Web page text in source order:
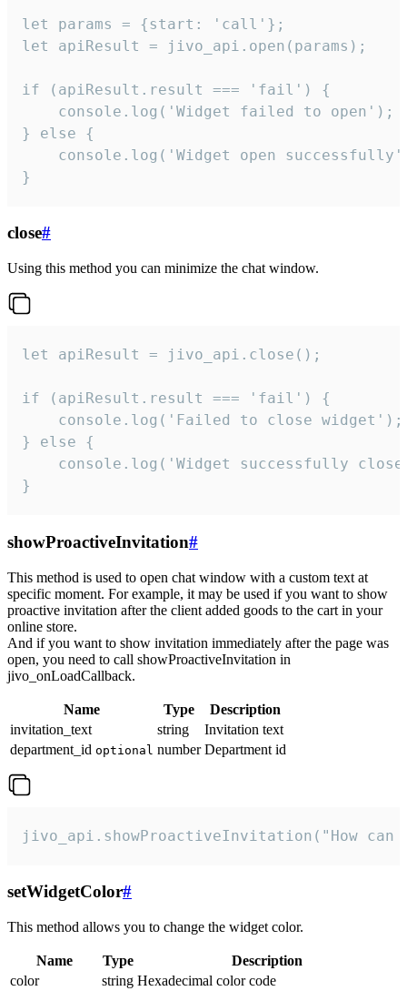
let params = {start: 'call'};
let apiResult = jivo_api.open(params);
if (apiResult.result === 'fail') {
    console.log('Widget failed to open');
} else {
console.log('Widget open
}
close#
Using this method you can minimize the chat window.
let apiResult = jivo_api.close();
if (apiResult.result === 'fail') {
    console.log('Failed to close widget');
} else {
console.log('Widget successfully
}
showProactiveInvitation#
This method is used to open chat window with a custom text at
specific moment. For example, it may be used if you want to show
proactive invitation after the client added goods to the cart in your
online store.
And if you want to show invitation immediately after the page was
open, you need to call showProactiveInvitation in
jivo_onLoadCallback.
Name Type
Description
invitation_text
string
Invitation text
department_id optional number Department id
jivo_api.showProactiveInvitation("How
setWidgetColor#
This method allows you to change the widget color.
Name Type
Description
color
string Hexadecimal color code